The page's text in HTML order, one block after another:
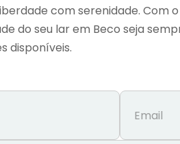
com serenidade. Com
do seu lar em Beco seja
disponíveis.